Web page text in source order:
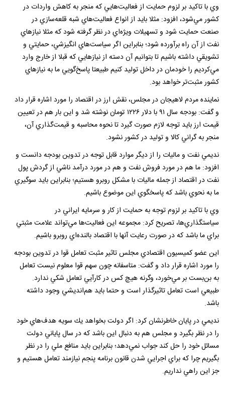
وي با تاكيد بر لزوم حمايت از فعاليت‌هايي كه منجر به كاهش واردات در
كشور مي‌شود، افزود: مثلا بايد از انواع فعاليت‌هاي شبه قلعه‌سازي در
صنعت حمايت شود و تسهيلات ويژه‌اي در نظر گرفته شود كه مثلا نيازهاي
نفت از آن راه برآورده شود؛ بنابراين اگر سياست‌هاي انگيزشي، حمايتي و
تشويقي داشته باشيم تا بتوانيم آن دسته از نيازهايي كه قبلا از خارج وارد
مي‌كرديم را خودمان در داخل توليد كنيم طبيعتا پاسخ‌گويي ما به نيازهاي
كشور مثبت‌تر خواهد بود.
نماينده مردم لاهيجان در مجلس، نقش ارز در اقتصاد را مورد اشاره قرار داد
و گفت: بودجه سال ۹۱ با دلار ۱۲۲۶ تومان نوشته شد و اين بار هم در تعيين
قيمت ارز بايد توجه لازم صورت گيرد تا نحوه محاسبه و قيمت‌گذاري آن،
منجر به گراني كالا و توليد در كشور نشود.
نديمي نفت و ماليات را از ديگر موارد قابل توجه در تدوين بودجه دانست و
افزود: ما هم در مورد فروش نفت و هم در مورد درآمد ناشي از گردش پول
نفت در اقتصاد از جمله ماليات با مشكل روبرو هستيم؛ بنابراين بايد سوگيري
ما به نحوي باشد كه پاسخگوي اين موضوع باشيم.
وي با تاكيد بر لزوم توجه به حمايت از كار و سرمايه ايراني در
سياستگذاري‌ها، تصريح كرد: مجموعه اين فعاليت‌ها مي‌تواند علامت مثبتي
براي ما باشد كه در صورت رعايت آنها با اقتصاد بالنده‌اي روبرو باشيم.
اين عضو كميسيون اقتصادي مجلس تاثير مثبت تعامل قوا در تدوين بودجه
را مورد اشاره قرار داد و گفت: متاسفانه چون سهم قوا معلوم نيست تعامل
به بن‌بست بر مي‌خورد، وگرنه هيچ كس در كارآيي تعامل شكي ندارد.
طبيعي است تعامل تاثيرگذار است و حتما بايد هم‌انديشي وجود داشته
باشد.
نديمي در پايان خاطرنشان كرد: اگر دولت بخواهد يك سويه هدف‌هاي خود
را در نظر بگيرد و مجلس هم به دنبال اين باشد كه در سال پاياني دولت
مسائل خود را حل كند جواب نمي‌دهد؛ بنابراين بايد منافع ملي را در نظر
بگيريم چرا كه براي اجرايي شدن قانون برنامه پنجم نيازمند تعامل هستيم و
جز اين راهي نداريم.